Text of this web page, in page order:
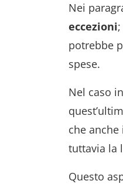
Nei
eccezioni
potrebbe
spese.
Nel caso
che
tuttavia la
Questo